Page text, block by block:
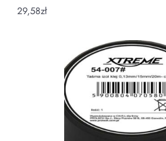
29,58zł